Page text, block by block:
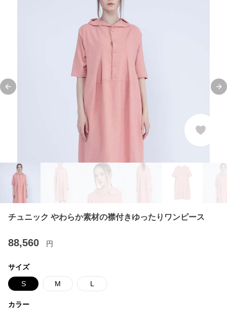
Previous slide
チュニック やわらか素材の襟付きゆったりワンピース
88,560 円
サイズ
S M L
カラー